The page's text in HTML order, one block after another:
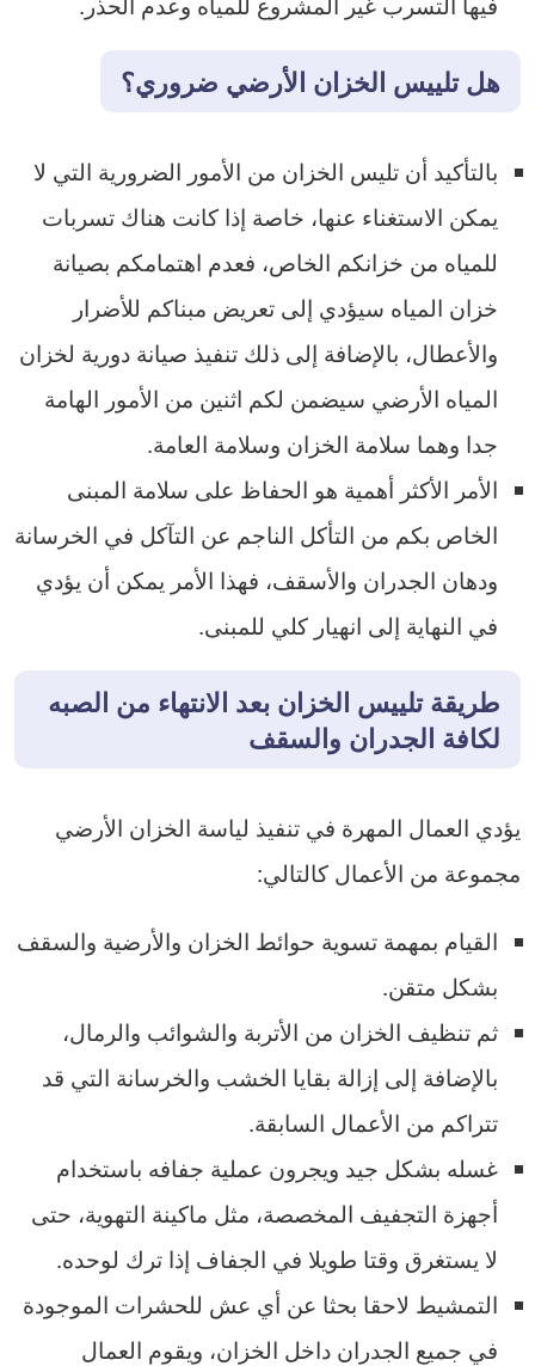
هل تلييس الخزان الأرضي ضروري؟
بالتأكيد أن تليس الخزان من الأمور الضرورية التي لا
يمكن الاستغناء عنها، خاصة إذا كانت هناك تسربات
للمياه من خزانكم الخاص، فعدم اهتمامكم بصيانة
خزان المياه سيؤدي إلى تعريض مبناكم للأضرار
والأعطال، بالإضافة إلى ذلك تنفيذ صيانة دورية لخزان
المياه الأرضي سيضمن لكم اثنين من الأمور الهامة
جدا وهما سلامة الخزان وسلامة العامة.
الأمر الأكثر أهمية هو الحفاظ على سلامة المبنى
الخاص بكم من التأكل الناجم عن التآكل في الخرسانة
ودهان الجدران والأسقف، فهذا الأمر يمكن أن يؤدي
في النهاية إلى انهيار كلي للمبنى.
طريقة تلييس الخزان بعد الانتهاء من الصبه
لكافة الجدران والسقف
يؤدي العمال المهرة في تنفيذ لياسة الخزان الأرضي
مجموعة من الأعمال كالتالي:
القيام بمهمة تسوية حوائط الخزان والأرضية والسقف
بشكل متقن.
ثم تنظيف الخزان من الأتربة والشوائب والرمال،
بالإضافة إلى إزالة بقايا الخشب والخرسانة التي قد
تتراكم من الأعمال السابقة.
غسله بشكل جيد ويجرون عملية جفافه باستخدام
أجهزة التجفيف المخصصة، مثل ماكينة التهوية، حتى
لا يستغرق وقتا طويلا في الجفاف إذا ترك لوحده.
التمشيط لاحقا بحثا عن أي عش للحشرات الموجودة
في جميع الجدران داخل الخزان، ويقوم العمال